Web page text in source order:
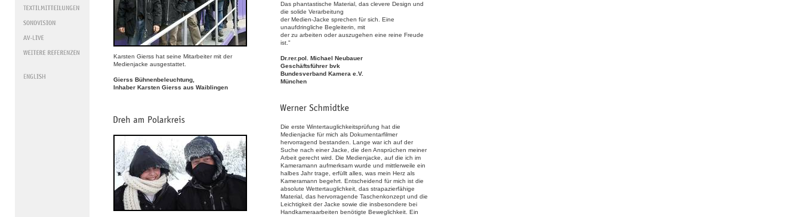
Karsten Gierss hat seine Mitarbeiter mit der
Medienjacke ausgestattet.
Gierss Bühnenbeleuchtung,
Inhaber Karsten Gierss aus Waiblingen
Das phantastische Material, das clevere Design und
die solide Verarbeitung
der Medien-Jacke sprechen für sich. Eine
unaufdringliche Begleiterin, mit
der zu arbeiten oder auszugehen eine reine Freude
ist."
Dr.rer.pol. Michael Neubauer
Geschäftsführer bvk
Bundesverband Kamera e.V.
München
Die erste Wintertauglichkeitsprüfung hat die
Medienjacke für mich als Dokumentarfilmer
hervorragend bestanden. Lange war ich auf der
Suche nach einer Jacke, die den Ansprüchen meiner
Arbeit gerecht wird. Die Medienjacke, auf die ich im
Kameramann aufmerksam wurde und mittlerweile ein
halbes Jahr trage, erfüllt alles, was mein Herz als
Kameramann begehrt. Entscheidend für mich ist die
absolute Wettertauglichkeit, das strapazierfähige
Material, das hervorragende Taschenkonzept und die
Leichtigkeit der Jacke sowie die insbesondere bei
Handkameraarbeiten benötigte Beweglichkeit. Ein